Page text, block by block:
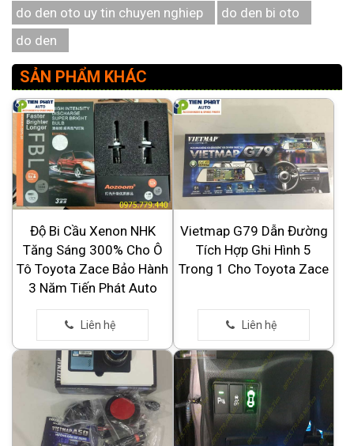
do den oto uy tin chuyen nghiep
do den bi oto
do den
SẢN PHẨM KHÁC
Độ Bi Cầu Xenon NHK
Tăng Sáng 300% Cho Ô
Tô Toyota Zace Bảo Hành
3 Năm Tiến Phát Auto
Vietmap G79 Dẫn Đường
Tích Hợp Ghi Hình 5
Trong 1 Cho Toyota Zace